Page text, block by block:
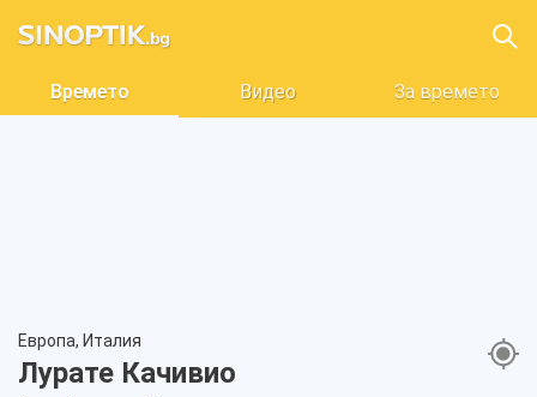
Времето Видео За времето
Европа, Италия
Лурате Качивио